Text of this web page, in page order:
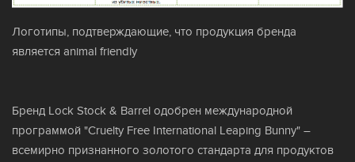
Логотипы, подтверждающие, что продукция бренда
является animal friendly
Бренд Lock Stock & Barrel одобрен международной
программой "Cruelty Free International Leaping Bunny" –
всемирно признанного золотого стандарта для продуктов